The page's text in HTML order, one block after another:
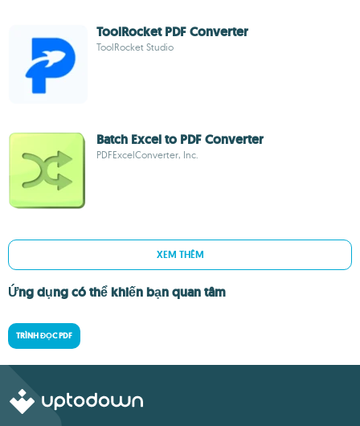
ToolRocket PDF Converter
ToolRocket Studio
Batch Excel to PDF Converter
PDFExcelConverter, Inc.
XEM THÊM
Ứng dụng có thể khiến bạn quan tâm
TRÌNH ĐỌC PDF